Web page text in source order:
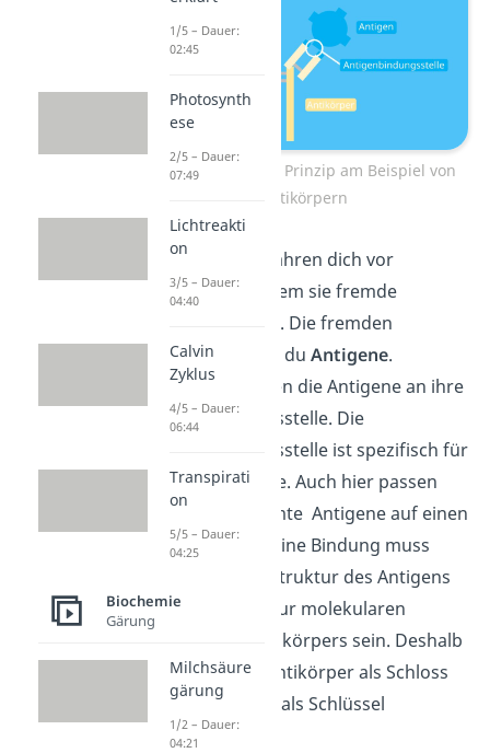
Schlüssel Schloss Prinzip am Beispiel von
Antikörpern
Antikörper
bewahren dich vor
Krankheiten, indem sie fremde
Moleküle binden. Die fremden
Moleküle nennst du Antigene.
Antikörper binden die Antigene an ihre
Antigenbindungsstelle. Die
Antigenbindungsstelle ist spezifisch für
gewisse Antigene. Auch hier passen
also nur bestimmte Antigene auf einen
Antikörper. Für eine Bindung muss
molekulare Struktur des Antigens
komplementär zur molekularen
Struktur des Antikörpers sein. Deshalb
kannst du den Antikörper als Schloss
und das Antigen als Schlüssel
bezeichnen.
1/5 – Dauer:
02:45
Photosynth
ese
2/5 – Dauer:
07:49
Lichtreakti
on
3/5 – Dauer:
04:40
Calvin
Zyklus
4/5 – Dauer:
06:44
Transpirati
on
5/5 – Dauer:
04:25
Biochemie
Gärung
Milchsäure
gärung
1/2 – Dauer:
04:21